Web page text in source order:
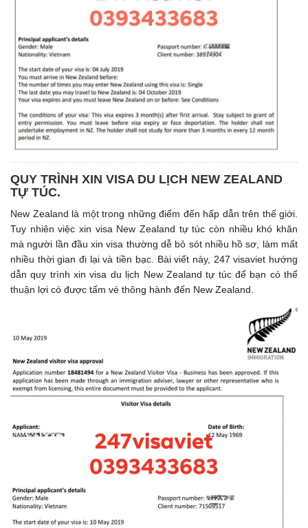
QUY TRÌNH XIN VISA DU LỊCH NEW ZEALAND
TỰ TÚC.
New Zealand là một trong những điểm đến hấp dẫn trên thế giới.
Tuy nhiên việc xin visa New Zealand tự túc còn nhiều khó khăn
mà người lần đầu xin visa thường dễ bỏ sót nhiều hồ sơ, làm mất
nhiều thời gian đi lại và tiền bạc. Bài viết này, 247 visaviet hướng
dẫn quy trình xin visa du lịch New Zealand tự túc để bạn có thể
thuận lợi có được tấm vé thông hành đến New Zealand.